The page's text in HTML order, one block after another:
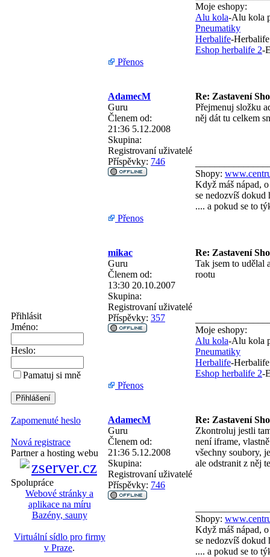
Přihlásit
Jméno:
Heslo:
Pamatuj si mně
Zapomenuté heslo
Nová registrace
Partner a hosting webu
Spolupráce
Webové stránky a
aplikace na míru
Bazény, sauny
Virtuální sídlo pro firmy
v Praze.
Moje eshopy:
Alu kola-Alu kola
Pneumatiky
Herbalife-
Eshop herbalife 2-
Přenos
AdamecM
Re: Zastavení
Guru
Členem od:
21:36 5.12.2008
Skupina:
Registrovaní uživatelé
Příspěvky: 746
Přejmenuj složku
něj dát tu celkem
Shopy:
Když máš nápad,
se nedozvíš dokud
.... a pokud se to
Přenos
mikac
Re: Zastavení
Guru
Členem od:
13:30 20.10.2007
Skupina:
Registrovaní uživatelé
Příspěvky: 357
Tak jsem to udělal
rootu
Moje eshopy:
Alu kola-Alu kola
Pneumatiky
Herbalife-
Eshop herbalife 2-
Přenos
AdamecM
Re: Zastavení
Guru
Členem od:
21:36 5.12.2008
Skupina:
Registrovaní uživatelé
Příspěvky: 746
Zkontroluj jestli
není iframe,
všechny soubory,
ale odstranit z něj
Shopy:
Když máš nápad,
se nedozvíš dokud
.... a pokud se to